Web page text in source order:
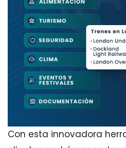
Con esta innovadora